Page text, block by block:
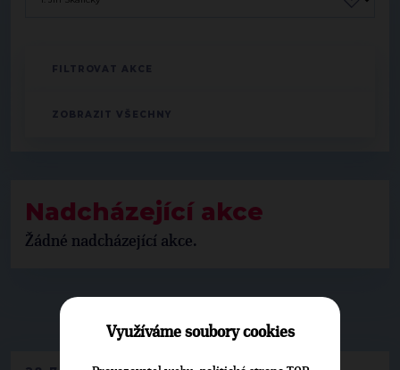
Nadcházející akce
Žádné nadcházející akce.
Využíváme soubory cookies